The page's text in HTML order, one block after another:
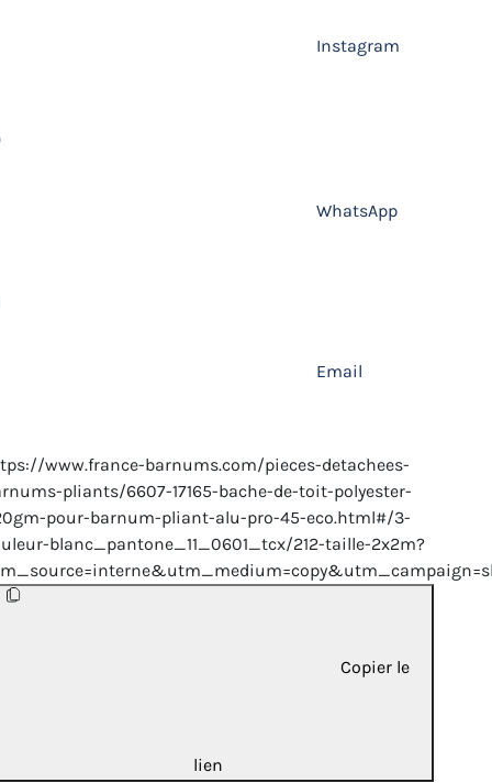
Instagram
WhatsApp
Email
www.france-barnums.com/pieces-detachees-
pliants/6607-17165-bache-de-toit-polyester-
pour-barnum-pliant-alu-pro-45-eco.html#/3-
blanc_pantone_11_0601_tcx/212-taille-2x2m?
Copier le
lien